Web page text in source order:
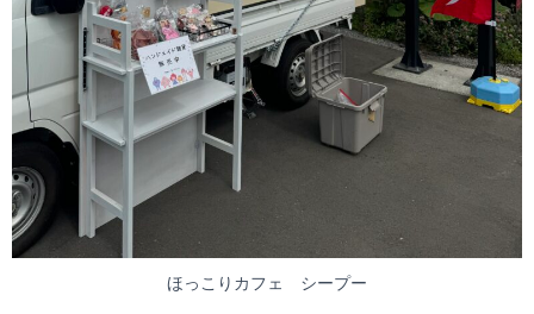
ほっこりカフェ シープー